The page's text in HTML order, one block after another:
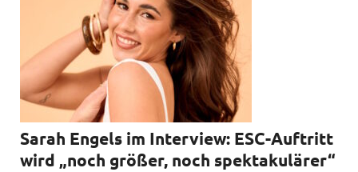
Sarah Engels im Interview: ESC-Auftritt
wird „noch größer, noch spektakulärer“